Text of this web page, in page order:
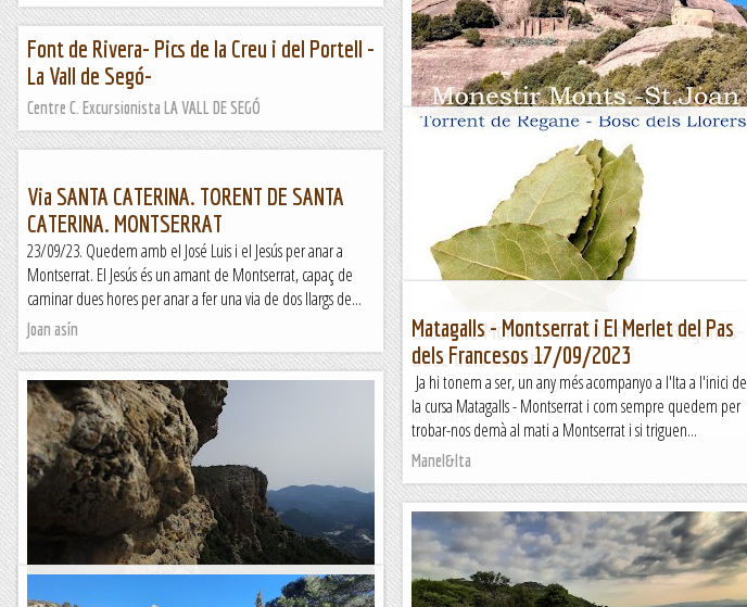
Monestir de Montserrat - St.Joan per la
FontSeca i Sta.Caterina
&nb...
Kimisades
Font de Rivera- Pics de la Creu i del Portell -
La Vall de Segó-
Centre C. Excursionista LA VALL DE SEGÓ
Olesa de Montserrat , Torrent de Reganés-
Bosc dels Llorers
&nb...
Kimisades
Via SANTA CATERINA. TORENT DE SANTA
CATERINA. MONTSERRAT
23/09/23. Quedem amb el José Luis i el Jesús per anar a
Montserrat. El Jesús és un amant de Montserrat, capaç de
caminar dues hores per anar a fer una via de dos llargs de...
Joan asín
Matagalls - Montserrat i El Merlet del Pas
dels Francesos 17/09/2023
Ja hi tonem a ser, un any més acompanyo a l'Ita a l'inici de
la cursa Matagalls - Montserrat i com sempre quedem per
trobar-nos demà al mati a Montserrat i si triguen...
Manel&Ita
Sunset Paradise a la Creu del Codó.